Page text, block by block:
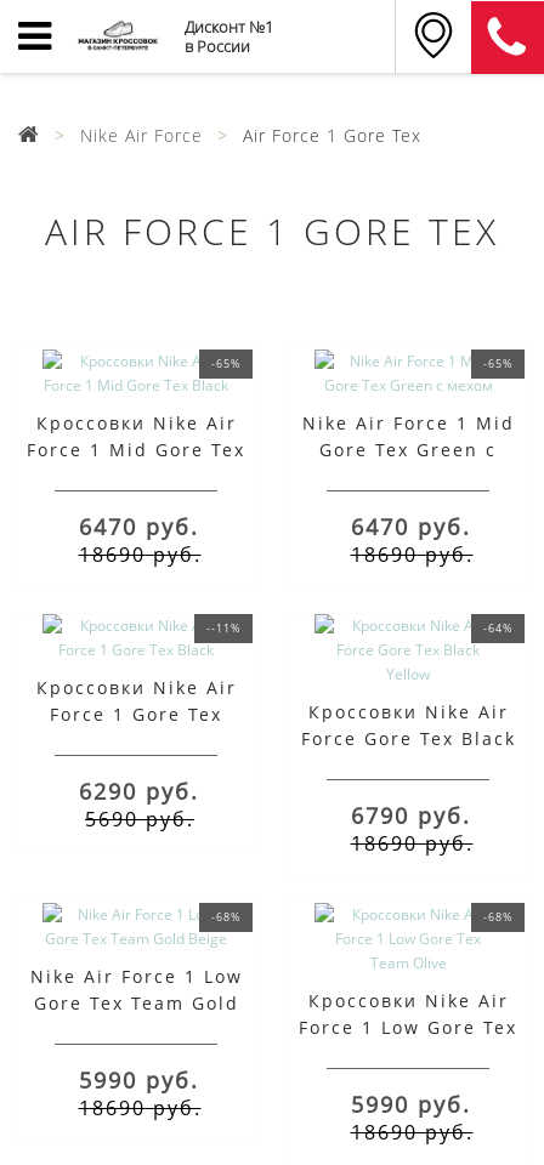
Дисконт №1
в России
Nike Air Force Air Force 1 Gore Tex
AIR FORCE 1 GORE TEX
-65%
Кроссовки Nike Air
Force 1 Mid Gore Tex
6470 руб.
18690 руб.
-65%
Nike Air Force 1 Mid
Gore Tex Green с
6470 руб.
18690 руб.
--11%
Кроссовки Nike Air
Force 1 Gore Tex
6290 руб.
5690 руб.
-64%
Кроссовки Nike Air
Force Gore Tex Black
6790 руб.
18690 руб.
-68%
Nike Air Force 1 Low
Gore Tex Team Gold
5990 руб.
18690 руб.
-68%
Кроссовки Nike Air
Force 1 Low Gore Tex
5990 руб.
18690 руб.